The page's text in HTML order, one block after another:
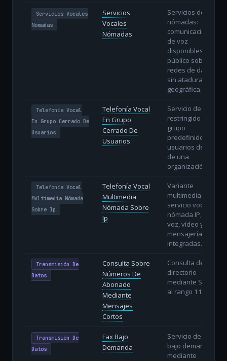
Servicios Vocales
Nómadas
Servicios
Vocales
Nómadas
Servicios de voz
nómadas:
comunicaciones
de voz
disponibles al
público sobre
redes de datos
sin atadura
geográfica.
Telefonía Vocal
En Grupo Cerrado De
Usuarios
Telefonía Vocal
En Grupo
Cerrado De
Usuarios
Servicio de voz
restringido a un
grupo
predefinido de
usuarios dentro
de una
organización.
Telefonía Vocal
Multimedia Nómada
Sobre Ip
Telefonía Vocal
Multimedia
Nómada Sobre
Ip
Variante
multimedia del
servicio vocal
nómada IP, con
voz, vídeo y
mensajería
integradas.
Transmisión De
Datos
Consulta Sobre
Números De
Abonado
Mediante
Mensajes
Cortos
Consulta de
directorio
mediante SMS
al rango 118AB.
Transmisión De
Datos
Fax Bajo
Demanda
Servicio de fax
bajo demanda
mediante